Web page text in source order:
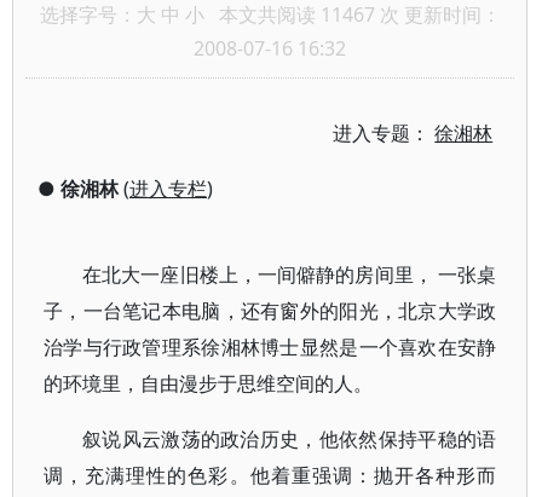
选择字号： 大 中 小 本文共阅读 11467 次 更新时间：
2008-07-16 16:32
进入专题：徐湘林
● 徐湘林(进入专栏)
在北大一座旧楼上，一间僻静的房间里， 一张桌
子，一台笔记本电脑，还有窗外的阳光，北京大学政
治学与行政管理系徐湘林博士显然是一个喜欢在安静
的环境里，自由漫步于思维空间的人。
叙说风云激荡的政治历史，他依然保持平稳的语
调，充满理性的色彩。他着重强调：抛开各种形而